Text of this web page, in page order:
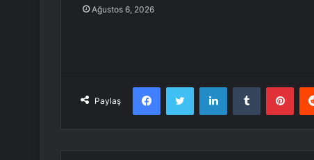
Ağustos 6, 2026
Paylaş
FacebookTwitter LinkedInTumblr